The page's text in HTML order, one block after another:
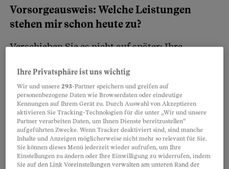
Vorsorgeausweis: Welche Leistungen
stehen mir schon heute zu?
Verschieben Sie es nicht auf später: Ihre
aus. Ihr aktuelles Guthaben könnten Sie schon
heute beziehen, um eineWohnung zu kaufen
oder den Schritt in die Selbständigkeit zu
wagen. Auch darauf, wie gut Sie und Ihre
Familie abgesichert sind, hat die Pensionskasse
erheblichen Einfluss: Sollten Sie wegen einer
schweren Krankheit invalid werden oder sogar
Ihre Privatsphäre ist uns wichtig
Wir und unsere293-Partner speichern und greifen auf
personenbezogene Daten wie Browserdaten oder eindeutige
Kennungen auf Ihrem Gerät zu. Durch Auswahl von Akzeptieren
aktivieren Sie Tracking-Technologien für die unter „Wir und unsere
Partner verarbeiten Daten, um Ihnen Dienste bereitzustellen“
aufgeführten Zwecke. Wenn Tracker deaktiviert sind, sind manche
Inhalte und Anzeigen möglicherweise nicht mehr so relevant für Sie.
Sie können dieses Menü jederzeit wieder aufrufen, um Ihre
Einstellungen zu ändern oder Ihre Einwilligung zu widerrufen, indem
Sie auf den Link Voreinstellungen verwalten am unteren Rand der